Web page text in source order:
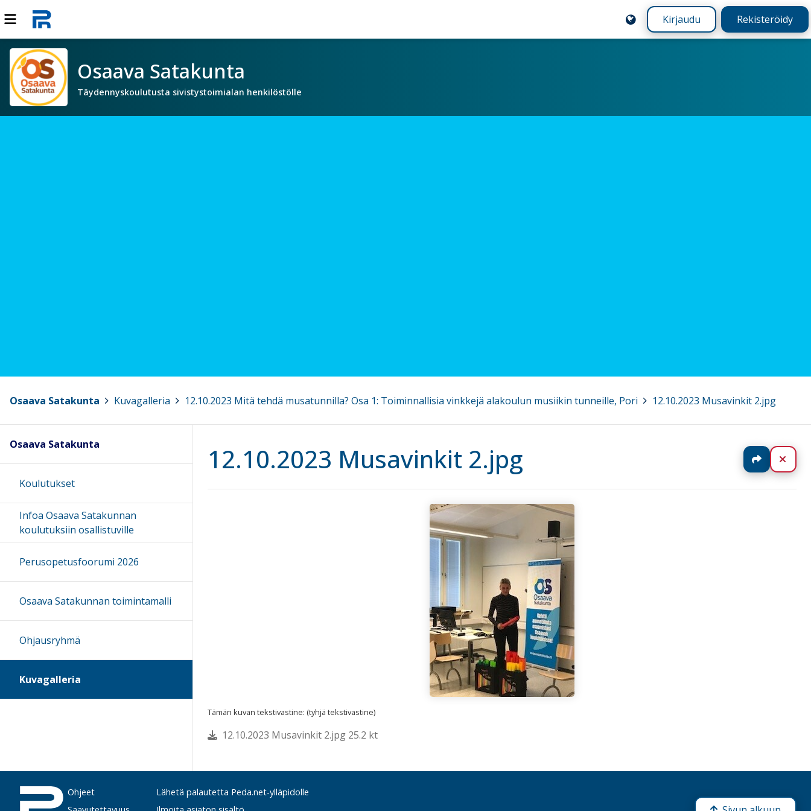
Kirjaudu Rekisteröidy
Osaava Satakunta
Täydennyskoulutusta sivistystoimialan henkilöstölle
Osaava Satakunta Kuvagalleria 12.10.2023 Mitä tehdä musatunnilla? Osa 1: Toiminnallisia vinkkejä alakoulun musiikin tunneille, Pori 12.10.2023 Musavinkit 2.jpg
12.10.2023 Musavinkit 2.jpg Jaa
Tämän kuvan tekstivastine: (tyhjä tekstivastine)
12.10.2023 Musavinkit 2.jpg 25.2 kt
Osaava Satakunta
Koulutukset
Infoa Osaava Satakunnan
koulutuksiin osallistuville
Perusopetusfoorumi 2026
Osaava Satakunnan toimintamalli
Ohjausryhmä
Kuvagalleria
Ohjeet
Lähetä palautetta Peda.net-ylläpidolle